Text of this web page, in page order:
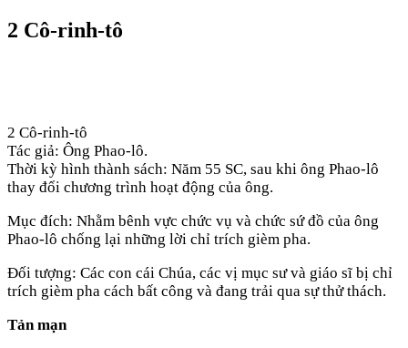
2 Cô-rinh-tô
2 Cô-rinh-tô
Tác giả: Ông Phao-lô.
Thời kỳ hình thành sách: Năm 55 SC, sau khi ông Phao-lô
thay đổi chương trình hoạt động của ông.
Mục đích: Nhằm bênh vực chức vụ và chức sứ đồ của ông
Phao-lô chống lại những lời chỉ trích gièm pha.
Đối tượng: Các con cái Chúa, các vị mục sư và giáo sĩ bị chỉ
trích gièm pha cách bất công và đang trải qua sự thử thách.
Tản mạn